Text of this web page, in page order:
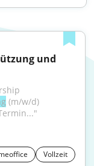
(m/w/d)
Vollzeit